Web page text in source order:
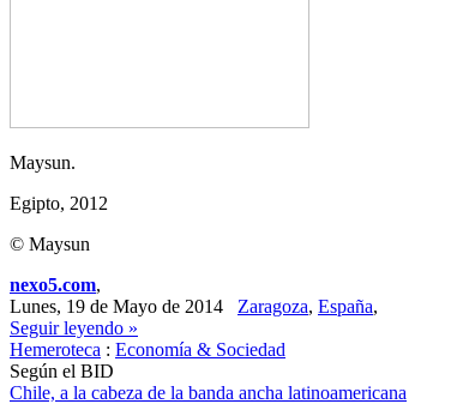
Maysun.
Egipto, 2012
© Maysun
nexo5.com,
Lunes, 19 de Mayo de 2014 Zaragoza, España,
Seguir leyendo »
Hemeroteca : Economía & Sociedad
Según el BID
Chile, a la cabeza de la banda ancha latinoamericana